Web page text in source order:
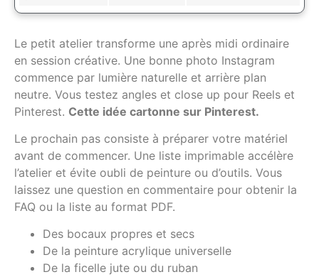
Le petit atelier transforme une après midi ordinaire
en session créative. Une bonne photo Instagram
commence par lumière naturelle et arrière plan
neutre. Vous testez angles et close up pour Reels et
Pinterest. Cette idée cartonne sur Pinterest.
Le prochain pas consiste à préparer votre matériel
avant de commencer. Une liste imprimable accélère
l’atelier et évite oubli de peinture ou d’outils. Vous
laissez une question en commentaire pour obtenir la
FAQ ou la liste au format PDF.
Des bocaux propres et secs
De la peinture acrylique universelle
De la ficelle jute ou du ruban